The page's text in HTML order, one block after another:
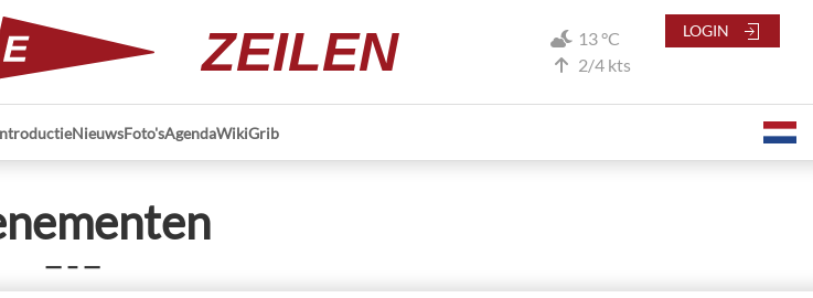
13 °C
2/4 kts
ZEILEN
NieuwsFoto'sAgendaWikiGrib
LOGIN
— – —